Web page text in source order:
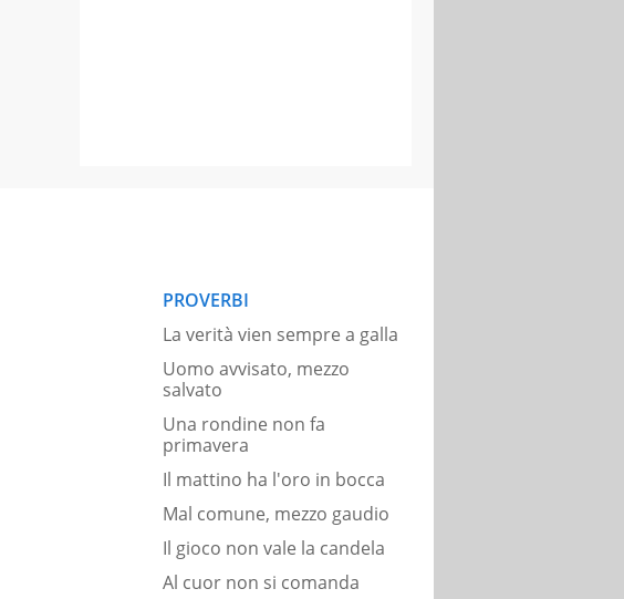
PROVERBI
La verità vien sempre a galla
Uomo avvisato, mezzo
salvato
Una rondine non fa
primavera
Il mattino ha l'oro in bocca
Mal comune, mezzo gaudio
Il gioco non vale la candela
Al cuor non si comanda